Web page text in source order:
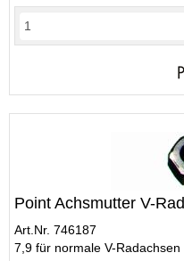
Point Achsmutter V-Rad
Art.Nr. 746187
7,9 für normale V-Radachsen